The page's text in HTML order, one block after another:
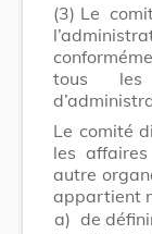
(3) Le
tous
Le comité
les
autre
appartient
a) de